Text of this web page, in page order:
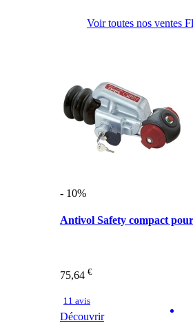
Voir toutes nos ventes
- 10%
Antivol Safety compact
75,64 €
11 avis
Découvrir